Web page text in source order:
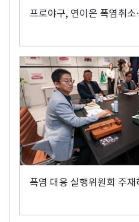
프로야구, 연이은 폭염취
폭염 대응 실행위원회 주